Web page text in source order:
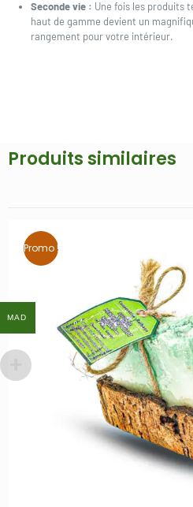
Seconde vie : Une fois les produits
haut de gamme devient un
rangement pour votre intérieur.
Produits similaires
MAD
MAD